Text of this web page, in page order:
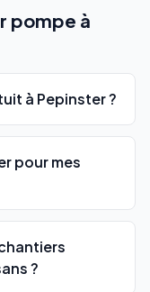
pompe à
à Pepinster ?
pour mes
?